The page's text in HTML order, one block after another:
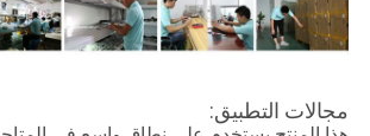
مجالات التطبيق: